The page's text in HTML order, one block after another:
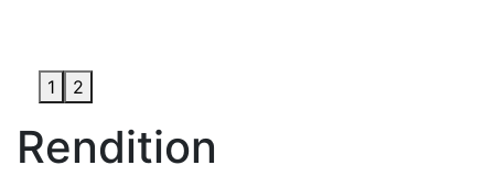
1 2
Rendition